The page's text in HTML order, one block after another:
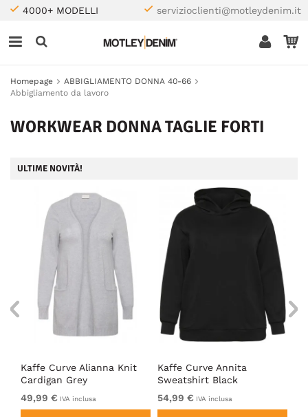
4000+ MODELLI servizioclienti@motleydenim.it
Homepage
ABBIGLIAMENTO DONNA 40-66
Abbigliamento da lavoro
WORKWEAR DONNA TAGLIE FORTI
ULTIME NOVITÀ!
Kaffe Curve Alianna Knit
Cardigan Grey
49,99 € IVA inclusa
Kaffe Curve Annita
Sweatshirt Black
54,99 € IVA inclusa